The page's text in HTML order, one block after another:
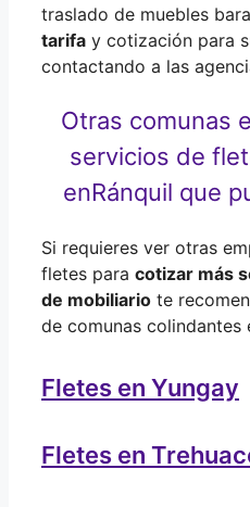
traslado de muebles
tarifa y cotización para
contactando a las
Otras comunas
servicios de
enRánquil que
Si requieres ver otras
fletes para cotizar más
de mobiliario te
de comunas colindantes
Fletes en Yungay
Fletes en